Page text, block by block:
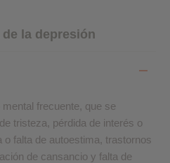
la depresión
frecuente, que se
tristeza, pérdida de interés o
o falta de autoestima, trastornos
de cansancio y falta de